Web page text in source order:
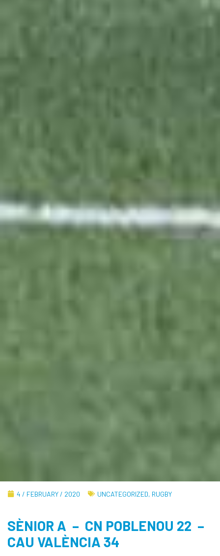
4 / FEBRUARY / 2020 UNCATEGORIZED, RUGBY
SÈNIOR A – CN POBLENOU 22 –
CAU VALÈNCIA 34